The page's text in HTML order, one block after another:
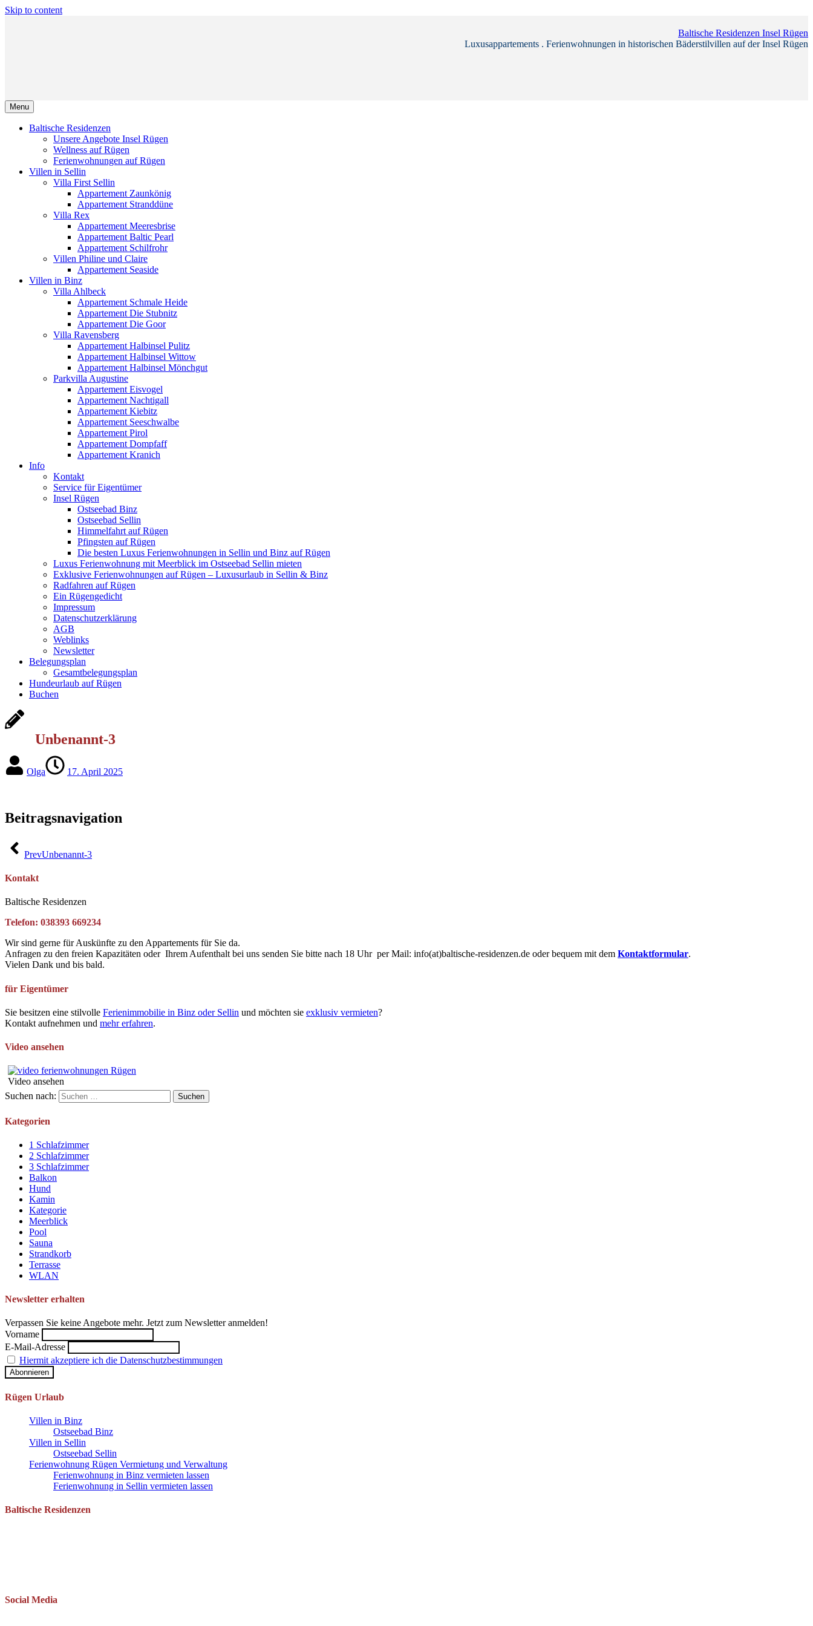
Skip to content
Baltische Residenzen Insel Rügen
Luxusappartements . Ferienwohnungen in historischen Bäderstilvillen auf der Insel Rügen
Menu
Baltische Residenzen
Unsere Angebote Insel Rügen
Wellness auf Rügen
Ferienwohnungen auf Rügen
Villen in Sellin
Villa First Sellin
Appartement Zaunkönig
Appartement Stranddüne
Villa Rex
Appartement Meeresbrise
Appartement Baltic Pearl
Appartement Schilfrohr
Villen Philine und Claire
Appartement Seaside
Villen in Binz
Villa Ahlbeck
Appartement Schmale Heide
Appartement Die Stubnitz
Appartement Die Goor
Villa Ravensberg
Appartement Halbinsel Pulitz
Appartement Halbinsel Wittow
Appartement Halbinsel Mönchgut
Parkvilla Augustine
Appartement Eisvogel
Appartement Nachtigall
Appartement Kiebitz
Appartement Seeschwalbe
Appartement Pirol
Appartement Dompfaff
Appartement Kranich
Info
Kontakt
Service für Eigentümer
Insel Rügen
Ostseebad Binz
Ostseebad Sellin
Himmelfahrt auf Rügen
Pfingsten auf Rügen
Die besten Luxus Ferienwohnungen in Sellin und Binz auf Rügen
Luxus Ferienwohnung mit Meerblick im Ostseebad Sellin mieten
Exklusive Ferienwohnungen auf Rügen – Luxusurlaub in Sellin & Binz
Radfahren auf Rügen
Ein Rügengedicht
Impressum
Datenschutzerklärung
AGB
Weblinks
Newsletter
Belegungsplan
Gesamtbelegungsplan
Hundeurlaub auf Rügen
Buchen
Unbenannt-3
Olga 17. April 2025
Beitragsnavigation
PrevUnbenannt-3
Kontakt
Baltische Residenzen
Telefon: 038393 669234
Wir sind gerne für Auskünfte zu den Appartements für Sie da.
Anfragen zu den freien Kapazitäten oder Ihrem Aufenthalt bei uns senden Sie bitte nach 18 Uhr per Mail: info(at)baltische-residenzen.de oder bequem mit dem Kontaktformular.
Vielen Dank und bis bald.
für Eigentümer
Sie besitzen eine stilvolle Ferienimmobilie in Binz oder Sellin und möchten sie exklusiv vermieten?
Kontakt aufnehmen und mehr erfahren.
Video ansehen
Video ansehen
Suchen nach:
Kategorien
1 Schlafzimmer
2 Schlafzimmer
3 Schlafzimmer
Balkon
Hund
Kamin
Kategorie
Meerblick
Pool
Sauna
Strandkorb
Terrasse
WLAN
Newsletter erhalten
Verpassen Sie keine Angebote mehr. Jetzt zum Newsletter anmelden!
Vorname
E-Mail-Adresse
Hiermit akzeptiere ich die Datenschutzbestimmungen
Rügen Urlaub
Villen in Binz
Ostseebad Binz
Villen in Sellin
Ostseebad Sellin
Ferienwohnung Rügen Vermietung und Verwaltung
Ferienwohnung in Binz vermieten lassen
Ferienwohnung in Sellin vermieten lassen
Baltische Residenzen
Social Media